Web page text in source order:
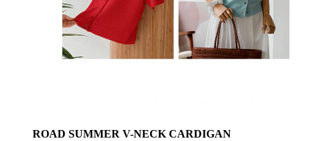
ROAD SUMMER V-NECK CARDIGAN